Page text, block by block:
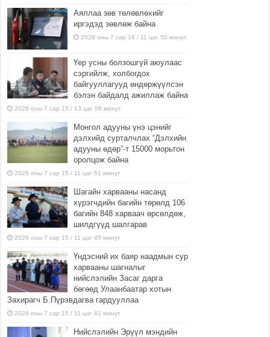
Аяллаа зөв төлөвлөхийг
иргэдэд зөвлөж байна
2026 оны 7 сар 16 / 11 цаг 50 минут
Үер усны болзошгүй аюулаас
сэргийлж, холбогдох
байгууллагууд өндөржүүлсэн
бэлэн байдалд ажиллаж байна
2026 оны 7 сар 15 / 13 цаг 06 минут
Монгол адууны үнэ цэнийг
дэлхийд сурталчлах “Дэлхийн
адууны өдөр”-т 15000 морьтон
оролцож байна
2026 оны 7 сар 15 / 11 цаг 51 минут
Шагайн харвааны насанд
хүрэгчдийн багийн төрөлд 106
багийн 848 харваач өрсөлдөж,
шилдгүүд шалгарав
2026 оны 7 сар 15 / 11 цаг 45 минут
Үндэсний их баяр наадмын сур
харвааны шагналыг
нийслэлийн Засаг дарга
бөгөөд Улаанбаатар хотын
Захирагч Б.Пүрэвдагва гардууллаа
2026 оны 7 сар 15 / 11 цаг 41 минут
Нийслэлийн Эрүүл мэндийн